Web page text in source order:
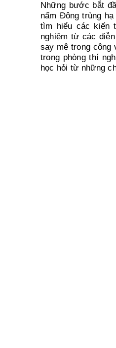
Những bước bắt
nấm Đông trùng
tìm hiểu các kiến
nghiệm từ các
say mê trong công
trong phòng thí
học hỏi từ những